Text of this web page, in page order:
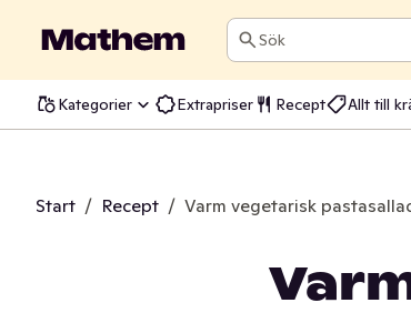
Sök
Kategorier Extrapriser Recept Allt till
Start / Recept / Varm vegetarisk